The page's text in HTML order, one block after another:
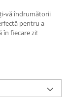
vă îndrumătorii
pentru a
în fiecare zi!